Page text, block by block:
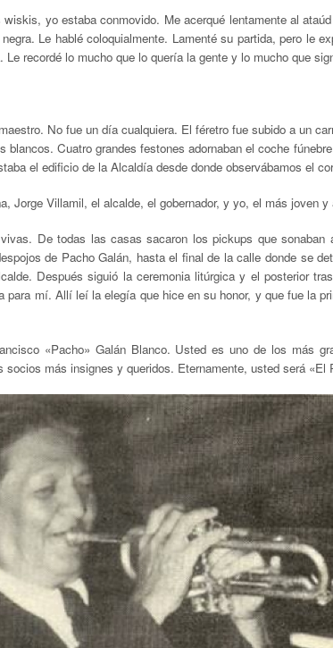
yo estaba conmovido. Me acerqué lentamente al
Le hablé coloquialmente. Lamenté su partida, pero le
recordé lo mucho que lo quería la gente y lo mucho que
No fue un día cualquiera. El féretro fue subido a un
Cuatro grandes festones adornaban el coche
el edificio de la Alcaldía desde donde observábamos el
Jorge Villamil, el alcalde, el gobernador, y yo, el más joven y
De todas las casas sacaron los pickups que sonaban
de Pacho Galán, hasta el final de la calle donde se
Después siguió la ceremonia litúrgica y el posterior
para mí. Allí leí la elegía que hice en su honor, y que fue la
«Pacho» Galán Blanco. Usted es uno de los más
más insignes y queridos. Eternamente, usted será «El